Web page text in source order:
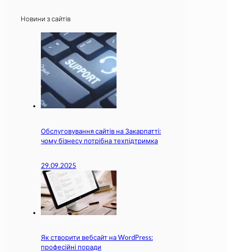
Новини з сайтів
Обслуговування сайтів на Закарпатті:
чому бізнесу потрібна техпідтримка
29.09.2025
Як створити вебсайт на WordPress:
професійні поради